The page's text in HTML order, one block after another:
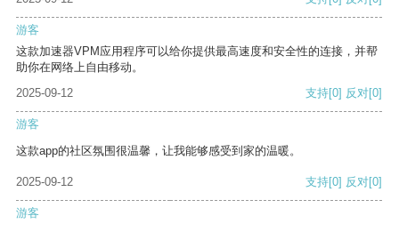
游客
这款加速器VPM应用程序可以给你提供最高速度和安全性的连接，并帮
助你在网络上自由移动。
2025-09-12
支持[0] 反对[0]
游客
这款app的社区氛围很温馨，让我能够感受到家的温暖。
2025-09-12 支持[0] 反对[0]
游客